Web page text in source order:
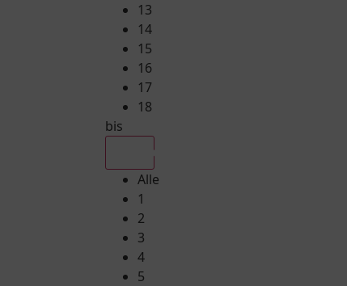
13
14
15
16
17
18
bis
Alle
1
2
3
4
5